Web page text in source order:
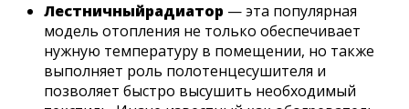
Лестничныйрадиатор — эта популярная
модель отопления не только обеспечивает
нужную температуру в помещении, но также
выполняет роль полотенцесушителя и
позволяет быстро высушить необходимый